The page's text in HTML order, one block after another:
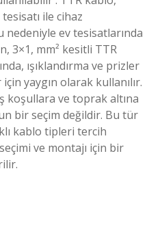
ile cihaz
nedeniyle ev tesisatlarında
3×1, mm² kesitli TTR
ışıklandırma ve prizler
yaygın olarak kullanılır.
koşullara ve toprak altına
bir seçim değildir. Bu tür
kablo tipleri tercih
ve montajı için bir